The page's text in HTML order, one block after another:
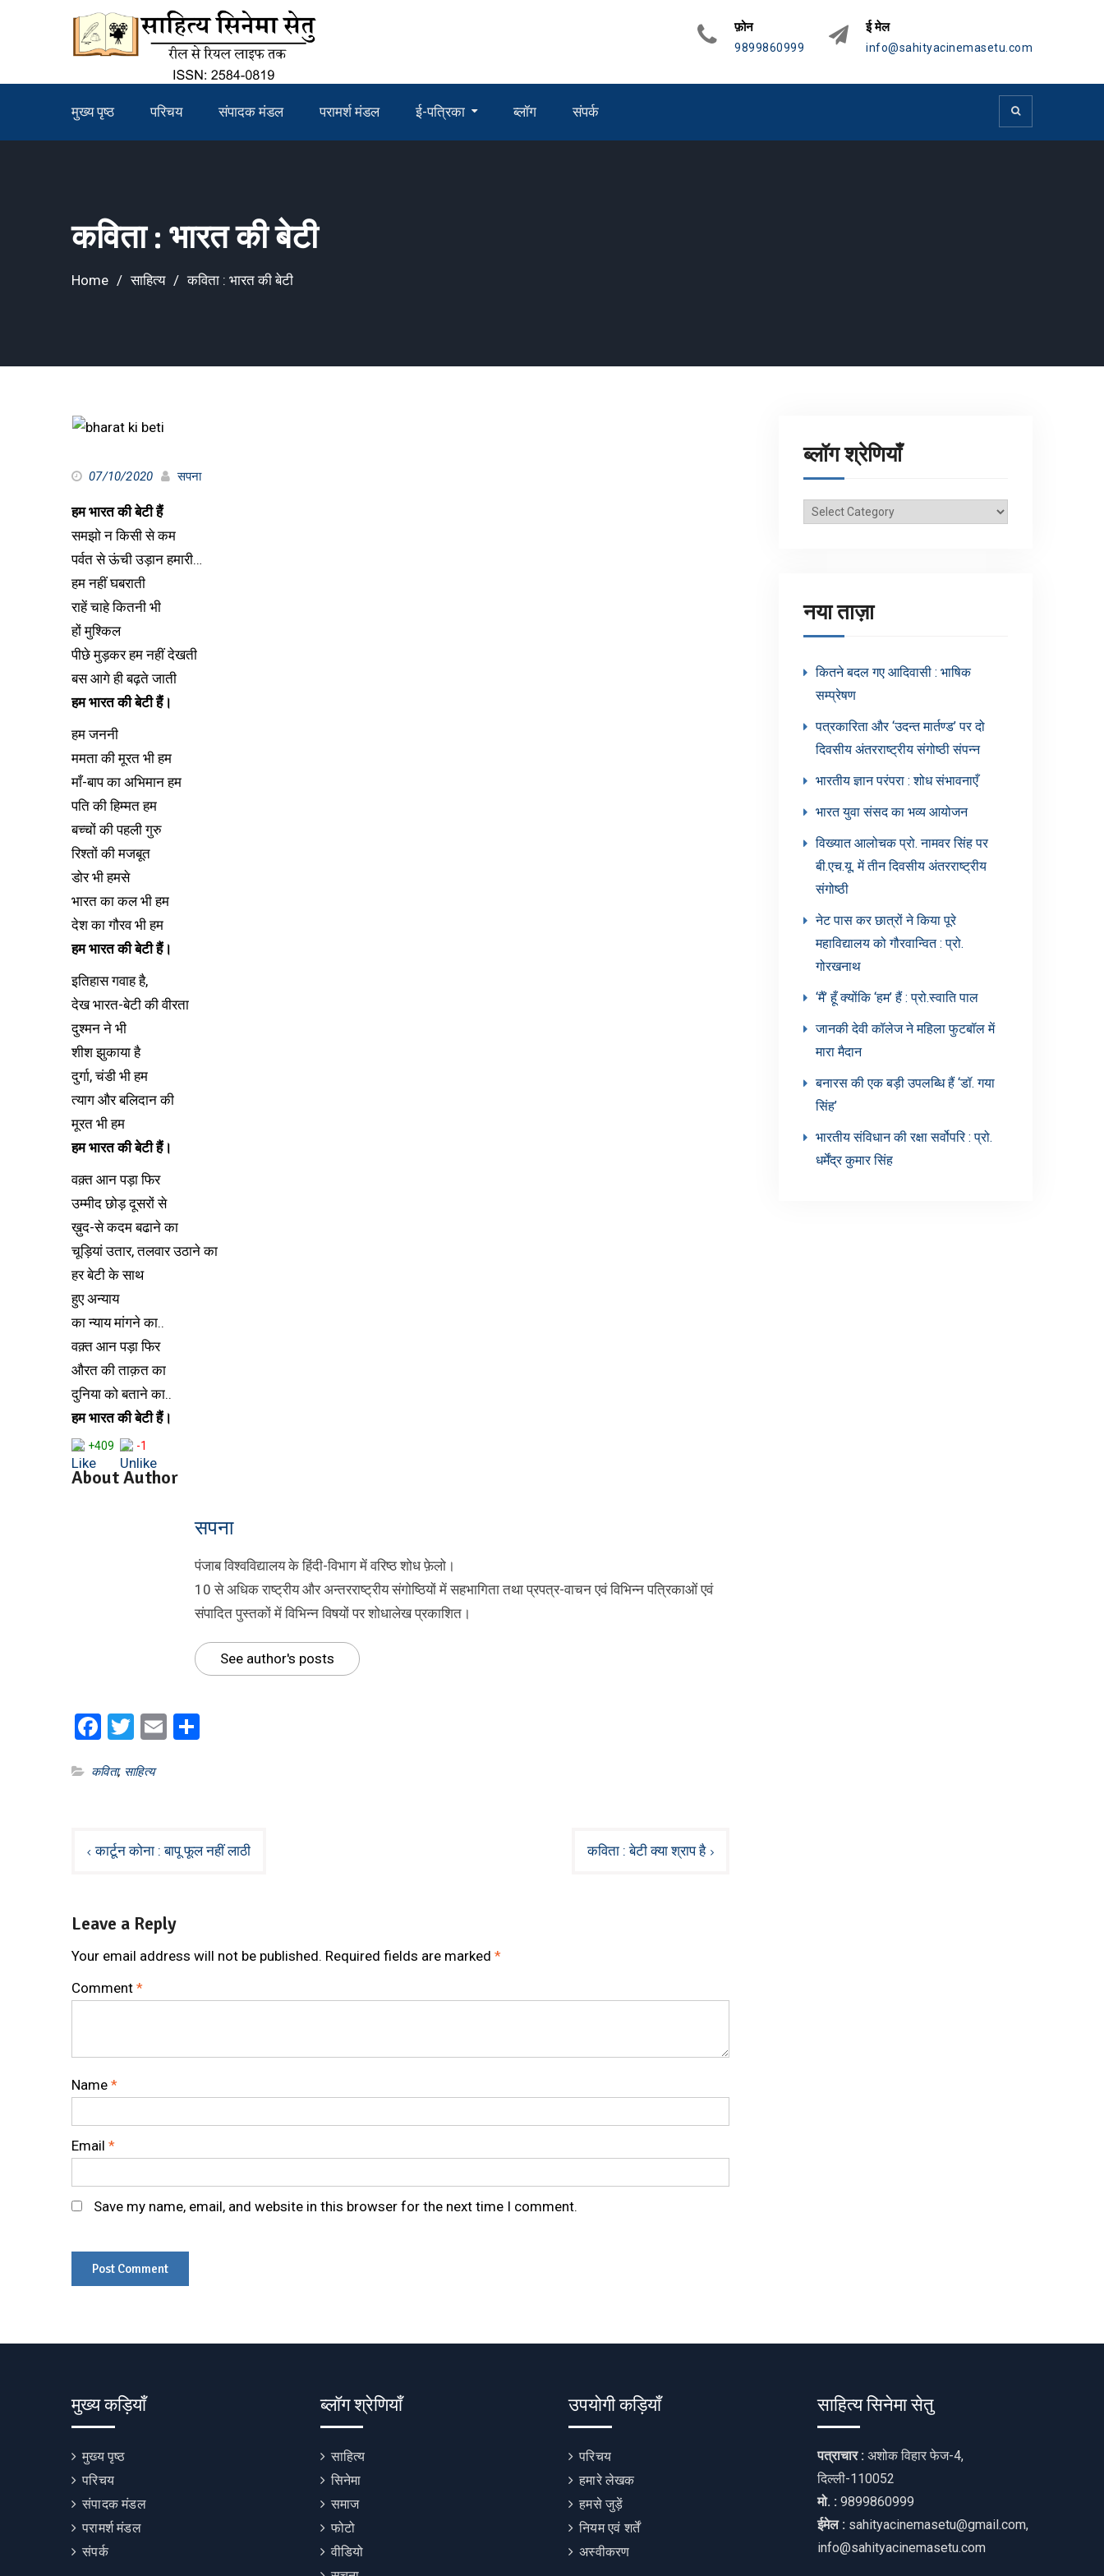
फ़ोन
9899860999
ई मेल
info@sahityacinemasetu.com
मुख्य पृष्ठ परिचय संपादक मंडल परामर्श मंडल ई-पत्रिका ब्लॉग संपर्क
कविता : भारत की बेटी
Home साहित्य कविता : भारत की बेटी
07/10/2020 सपना
हम भारत की बेटी हैं
समझो न किसी से कम
पर्वत से ऊंची उड़ान हमारी…
हम नहीं घबराती
राहें चाहे कितनी भी
हों मुश्किल
पीछे मुड़कर हम नहीं देखती
बस आगे ही बढ़ते जाती
हम भारत की बेटी हैं।
हम जननी
ममता की मूरत भी हम
माँ-बाप का अभिमान हम
पति की हिम्मत हम
बच्चों की पहली गुरु
रिश्तों की मजबूत
डोर भी हमसे
भारत का कल भी हम
देश का गौरव भी हम
हम भारत की बेटी हैं।
इतिहास गवाह है,
देख भारत-बेटी की वीरता
दुश्मन ने भी
शीश झुकाया है
दुर्गा, चंडी भी हम
त्याग और बलिदान की
मूरत भी हम
हम भारत की बेटी हैं।
वक़्त आन पड़ा फिर
उम्मीद छोड़ दूसरों से
ख़ुद-से कदम बढाने का
चूड़ियां उतार, तलवार उठाने का
हर बेटी के साथ
हुए अन्याय
का न्याय मांगने का..
वक़्त आन पड़ा फिर
औरत की ताक़त का
दुनिया को बताने का..
हम भारत की बेटी हैं।
+409 -1
About Author
सपना
पंजाब विश्वविद्यालय के हिंदी-विभाग में वरिष्ठ शोध फ़ेलो।
10 से अधिक राष्ट्रीय और अन्तरराष्ट्रीय संगोष्ठियों में सहभागिता तथा प्रपत्र-वाचन एवं विभिन्न पत्रिकाओं एवं
संपादित पुस्तकों में विभिन्न विषयों पर शोधालेख प्रकाशित।
See author's posts
Facebook
Twitter
Email
कविता, साहित्य
Postकार्टून कोना : बापू फूल नहीं लाठी कविता : बेटी क्या श्राप है
Leave a Reply
Your email address will not be published. Required fields are marked *
Comment *
Name *
Email *
Save my name, email, and website in this browser for the next time I comment.
ब्लॉग श्रेणियाँ
ब्लॉग
नया ताज़ा
कितने बदल गए आदिवासी : भाषिक
सम्प्रेषण
पत्रकारिता और ‘उदन्त मार्तण्ड’ पर दो
दिवसीय अंतरराष्ट्रीय संगोष्ठी संपन्न
भारतीय ज्ञान परंपरा : शोध संभावनाएँ
भारत युवा संसद का भव्य आयोजन
विख्यात आलोचक प्रो. नामवर सिंह पर
बी.एच.यू. में तीन दिवसीय अंतरराष्ट्रीय
संगोष्ठी
नेट पास कर छात्रों ने किया पूरे
महाविद्यालय को गौरवान्वित : प्रो.
गोरखनाथ
‘मैं’ हूँ क्योंकि ‘हम’ हैं : प्रो.स्वाति पाल
जानकी देवी कॉलेज ने महिला फुटबॉल में
मारा मैदान
बनारस की एक बड़ी उपलब्धि हैं ‘डॉ. गया
सिंह’
भारतीय संविधान की रक्षा सर्वोपरि : प्रो.
धर्मेंद्र कुमार सिंह
मुख्य कड़ियाँ
मुख्य पृष्ठ
परिचय
संपादक मंडल
परामर्श मंडल
संपर्क
ब्लॉग श्रेणियाँ
साहित्य
सिनेमा
समाज
फोटो
वीडियो
उपयोगी कड़ियाँ
परिचय
हमारे लेखक
हमसे जुड़ें
नियम एवं शर्तें
अस्वीकरण
साहित्य सिनेमा सेतु
पत्राचार : अशोक विहार फेज-4,
दिल्ली-110052
मो. : 9899860999
ईमेल : sahityacinemasetu@gmail.com,
info@sahityacinemasetu.com